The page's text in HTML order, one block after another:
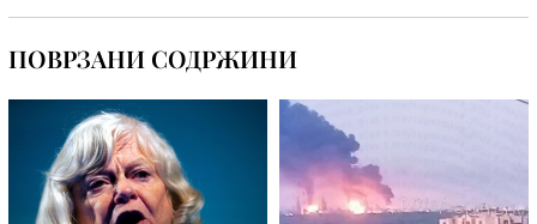
ПОВРЗАНИ СОДРЖИНИ